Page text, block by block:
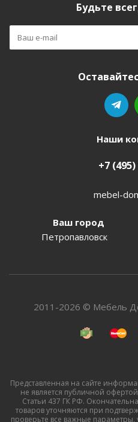
Будьте
Наши
+7
mebel-
Ваш город
Петропавловск
2011-2026 © Мебель
Представленная на сайте
не является публичной
Статьи 437 ГК РФ.
товаров уточняются при
проверьте все важные параметры,